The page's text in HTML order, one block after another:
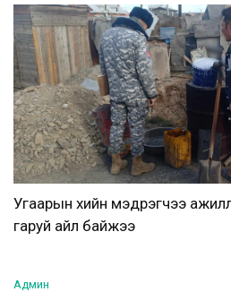
Угаарын хийн мэдрэгчээ
гаруй айл байжээ
Админ